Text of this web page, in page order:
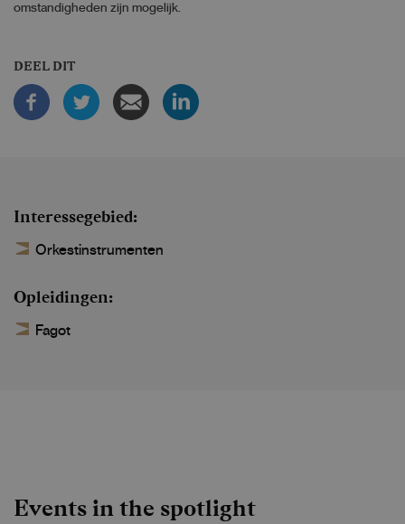
omstandigheden zijn mogelijk.
DEEL DIT
Interessegebied
Orkestinstrumenten
Opleidingen
Fagot
Events in the spotlight